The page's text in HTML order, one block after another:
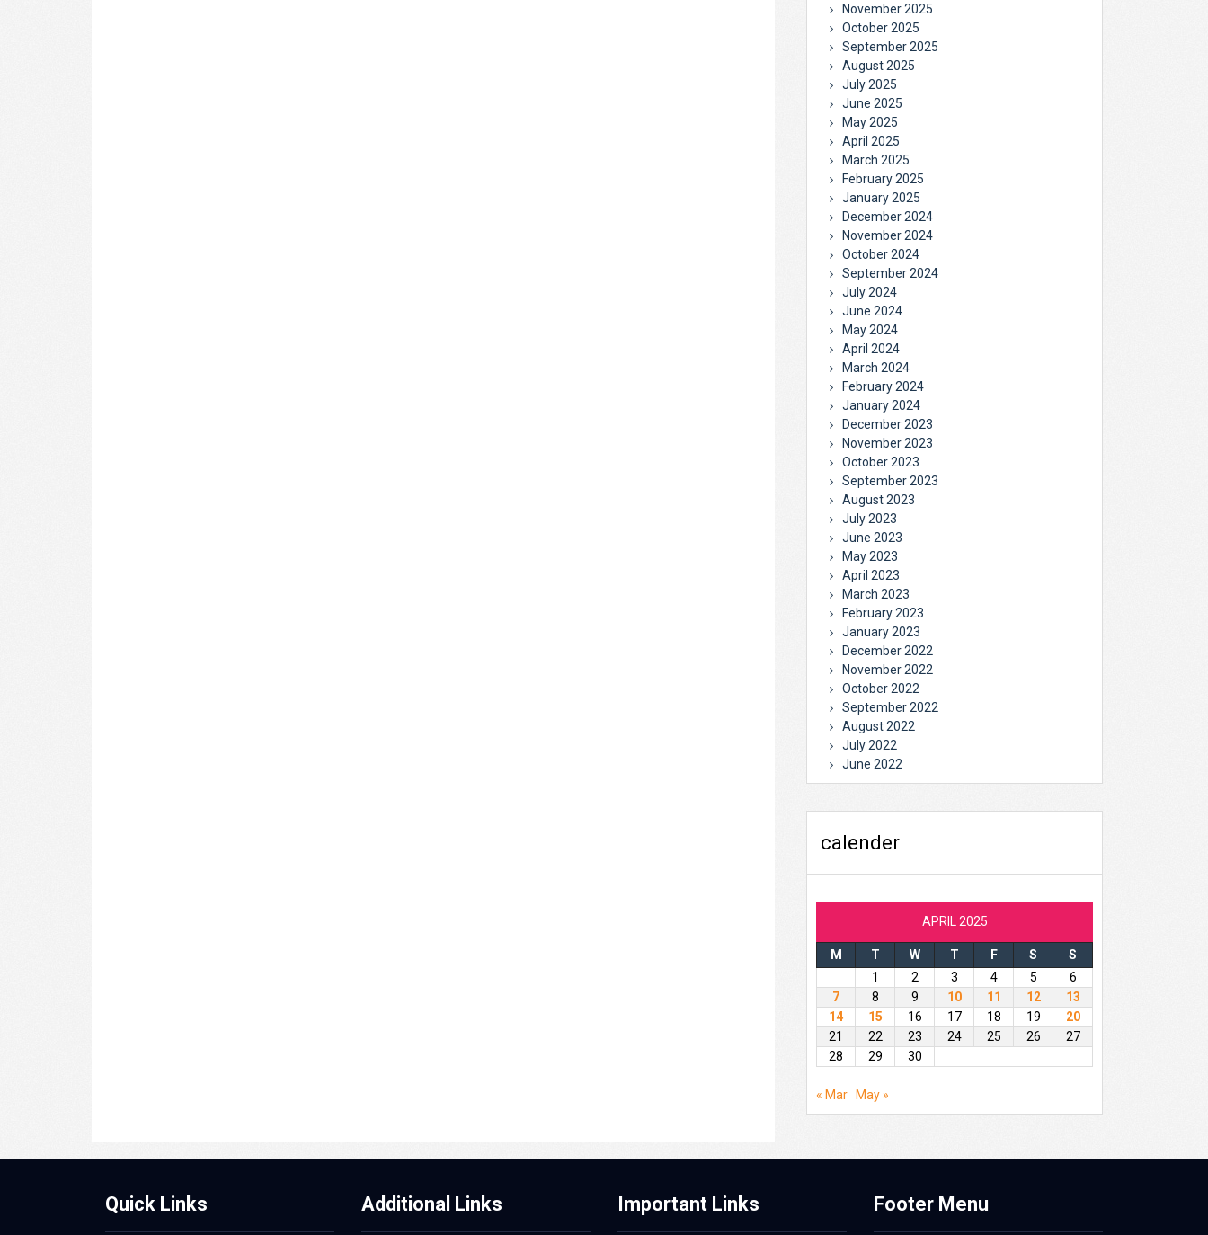
November 2025
October 2025
September 2025
August 2025
July 2025
June 2025
May 2025
April 2025
March 2025
February 2025
January 2025
December 2024
November 2024
October 2024
September 2024
July 2024
June 2024
May 2024
April 2024
March 2024
February 2024
January 2024
December 2023
November 2023
October 2023
September 2023
August 2023
July 2023
June 2023
May 2023
April 2023
March 2023
February 2023
January 2023
December 2022
November 2022
October 2022
September 2022
August 2022
July 2022
June 2022
calender
APRIL 2025
M T W T F S
S
1
2 3 4 5
6
7
8 9 10 11 12
13
14
15 16 17 18 19
20
21
22 23 24 25 26
27
28
29 30
« Mar May »
Quick Links Additional Links Important Links Footer Menu